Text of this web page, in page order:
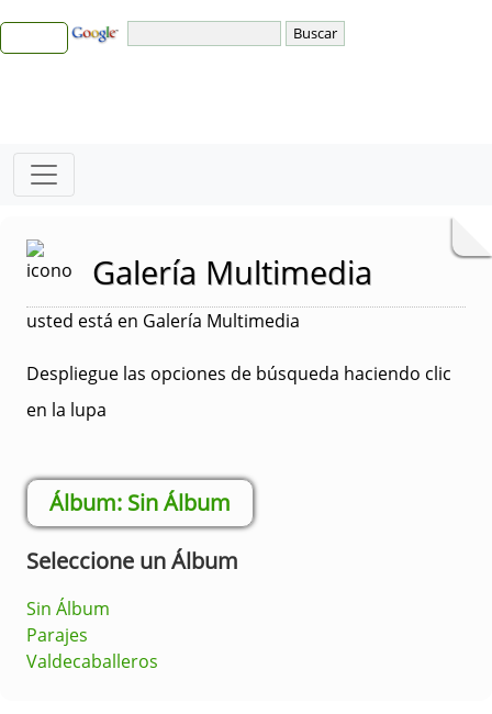
Galería Multimedia
usted está en Galería Multimedia
Despliegue las opciones de búsqueda haciendo clic
en la lupa
Sin Álbum
Seleccione un Álbum
Sin Álbum
Parajes
Valdecaballeros